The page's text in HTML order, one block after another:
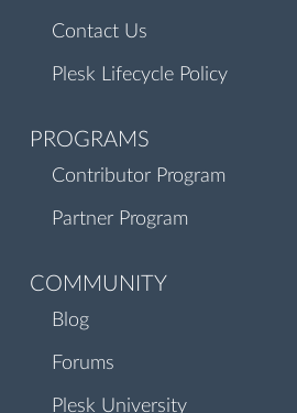
Contact Us
Plesk Lifecycle Policy
PROGRAMS
Contributor Program
Partner Program
COMMUNITY
Blog
Forums
Plesk University